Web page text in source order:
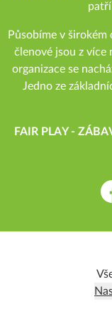
Působíme v širokém
členové jsou z více
organizace se
Jedno ze
FAIR PLAY -